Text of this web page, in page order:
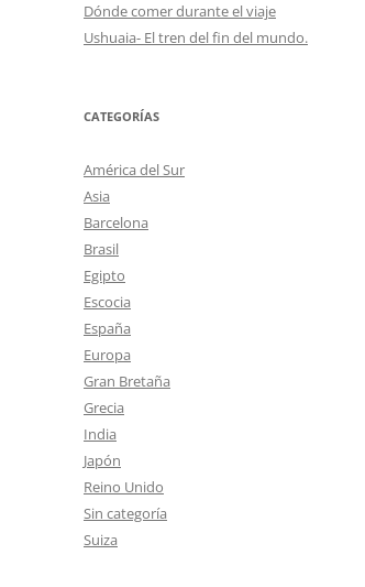
Dónde comer durante el viaje
Ushuaia- El tren del fin del mundo.
CATEGORÍAS
América del Sur
Asia
Barcelona
Brasil
Egipto
Escocia
España
Europa
Gran Bretaña
Grecia
India
Japón
Reino Unido
Sin categoría
Suiza